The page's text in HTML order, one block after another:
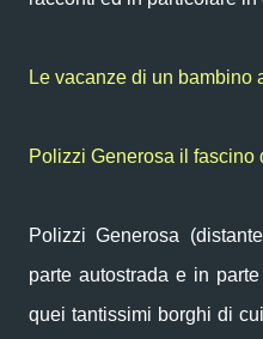
Le vacanze di un bambino
Polizzi Generosa il fascino
Polizzi Generosa
parte autostrada e in
quei tantissimi borghi di